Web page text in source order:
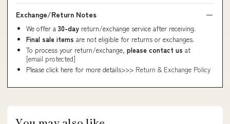
Exchange/Return Notes
We offer a 30-day return/exchange service after receiving.
Final sale items are not eligible for returns or exchanges.
To process your return/exchange, please contact us at
[email protected]
Please click here for more details>>> Return & Exchange Policy